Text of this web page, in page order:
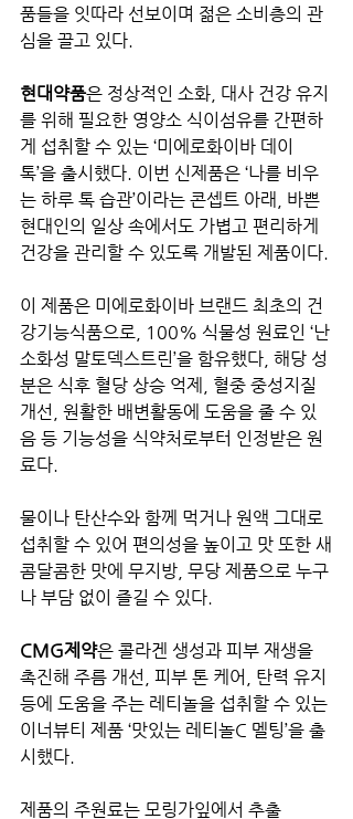
품들을 잇따라 선보이며 젊은 소비층의 관
심을 끌고 있다.
현대약품은 정상적인 소화, 대사 건강 유지
를 위해 필요한 영양소 식이섬유를 간편하
게 섭취할 수 있는 ‘미에로화이바 데이
톡’을 출시했다. 이번 신제품은 ‘나를 비우
는 하루 톡 습관’이라는 콘셉트 아래, 바쁜
현대인의 일상 속에서도 가볍고 편리하게
건강을 관리할 수 있도록 개발된 제품이다.
이 제품은 미에로화이바 브랜드 최초의 건
강기능식품으로, 100% 식물성 원료인 ‘난
소화성 말토덱스트린’을 함유했다, 해당 성
분은 식후 혈당 상승 억제, 혈중 중성지질
개선, 원활한 배변활동에 도움을 줄 수 있
음 등 기능성을 식약처로부터 인정받은 원
료다.
물이나 탄산수와 함께 먹거나 원액 그대로
섭취할 수 있어 편의성을 높이고 맛 또한 새
콤달콤한 맛에 무지방, 무당 제품으로 누구
나 부담 없이 즐길 수 있다.
CMG제약은 콜라겐 생성과 피부 재생을
촉진해 주름 개선, 피부 톤 케어, 탄력 유지
등에 도움을 주는 레티놀을 섭취할 수 있는
이너뷰티 제품 ‘맛있는 레티놀C 멜팅’을 출
시했다.
제품의 주원료는 모링가잎에서 추출